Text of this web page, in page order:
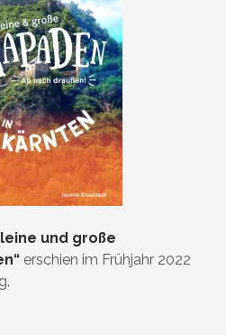
und große
erschien im Frühjahr 2022